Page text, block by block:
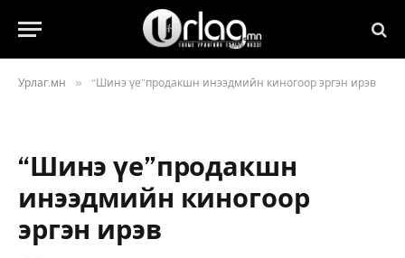
Урлаг.мн » “Шинэ үе”продакшн инээдмийн киногоор эргэн ирэв
“Шинэ үе”продакшн
инээдмийн киногоор
эргэн ирэв